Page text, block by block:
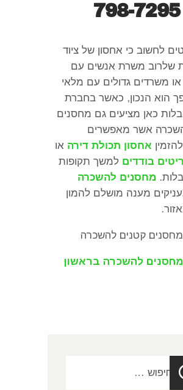
798-7295
לחשוב כי אחסון של ציוד
שלרוב משרת אנשים עם
או משרדים גדולים עם מלאי
הוא הנכון, כאשר בחברת
כאן מציעים גם מחסנים
אשר מאפשרים
אחסון תכולת דירה או
בודדים למשך תקופות
. מחסנים להשכרה
מענה מושלם להמון
.
מחסנים להשכרה בראשון